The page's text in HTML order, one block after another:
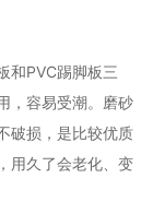
PVC踢脚板三
，容易受潮。磨砂
破损，是比较优质
用久了会老化、变